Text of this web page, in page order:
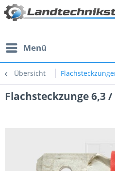
Menü
Übersicht
Flachsteckzunge 6,3